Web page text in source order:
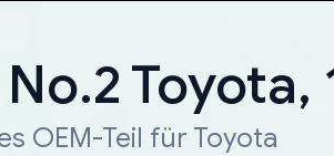
Toyota,
OEM-Teil für Toyota